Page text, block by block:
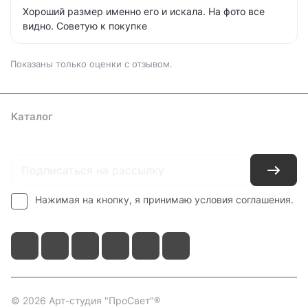
Хороший размер именно его и искала. На фото все
видно. Советую к покупке
Показаны только оценки с отзывом.
Каталог
Нажимая на кнопку, я принимаю условия соглашения.
© 2026 Арт-студия "ПроСвет"®